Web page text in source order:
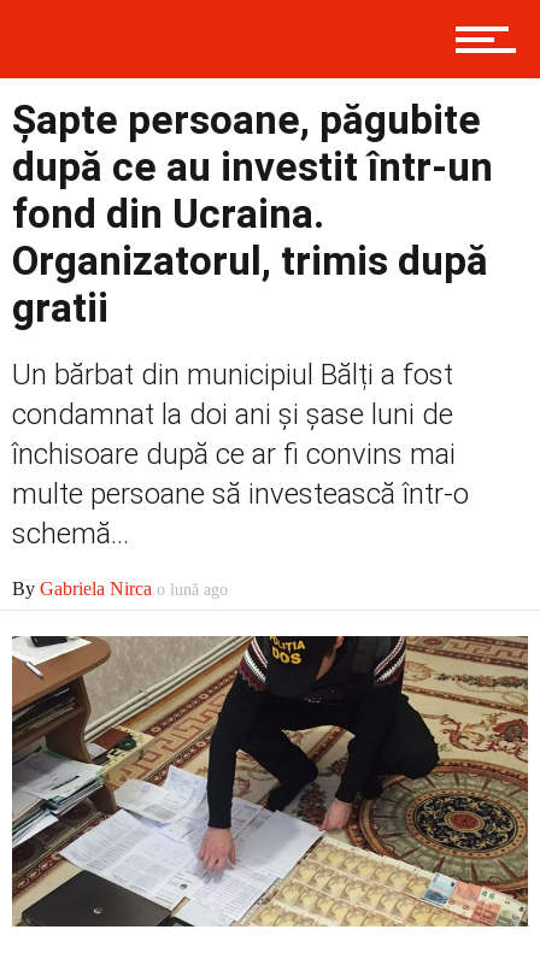
Politică
Externe
Economic
Șapte persoane, păgubite
după ce au investit într-un
fond din Ucraina.
Organizatorul, trimis după
gratii
Un bărbat din municipiul Bălți a fost
condamnat la doi ani și șase luni de
închisoare după ce ar fi convins mai
multe persoane să investească într-o
schemă...
By Gabriela Nirca o lună ago